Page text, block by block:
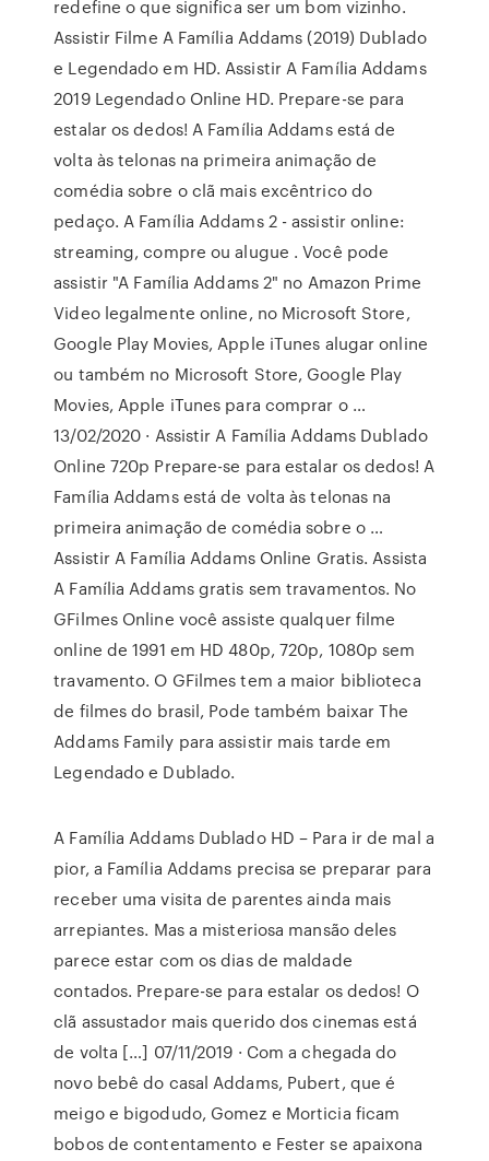
redefine o que significa ser um bom vizinho.
Assistir Filme A Família Addams (2019) Dublado
e Legendado em HD. Assistir A Família Addams
2019 Legendado Online HD. Prepare-se para
estalar os dedos! A Família Addams está de
volta às telonas na primeira animação de
comédia sobre o clã mais excêntrico do
pedaço. A Família Addams 2 - assistir online:
streaming, compre ou alugue . Você pode
assistir "A Família Addams 2" no Amazon Prime
Video legalmente online, no Microsoft Store,
Google Play Movies, Apple iTunes alugar online
ou também no Microsoft Store, Google Play
Movies, Apple iTunes para comprar o …
13/02/2020 · Assistir A Família Addams Dublado
Online 720p Prepare-se para estalar os dedos! A
Família Addams está de volta às telonas na
primeira animação de comédia sobre o …
Assistir A Família Addams Online Gratis. Assista
A Família Addams gratis sem travamentos. No
GFilmes Online você assiste qualquer filme
online de 1991 em HD 480p, 720p, 1080p sem
travamento. O GFilmes tem a maior biblioteca
de filmes do brasil, Pode também baixar The
Addams Family para assistir mais tarde em
Legendado e Dublado.
A Família Addams Dublado HD – Para ir de mal a
pior, a Família Addams precisa se preparar para
receber uma visita de parentes ainda mais
arrepiantes. Mas a misteriosa mansão deles
parece estar com os dias de maldade
contados. Prepare-se para estalar os dedos! O
clã assustador mais querido dos cinemas está
de volta […] 07/11/2019 · Com a chegada do
novo bebê do casal Addams, Pubert, que é
meigo e bigodudo, Gomez e Morticia ficam
bobos de contentamento e Fester se apaixona